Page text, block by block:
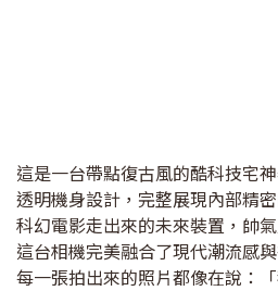
這是一台帶點復古風的酷科技宅神
透明機身設計，完整展現內部精
科幻電影走出來的未來裝置，帥
這台相機完美融合了現代潮流感與
每一張拍出來的照片都像在說：